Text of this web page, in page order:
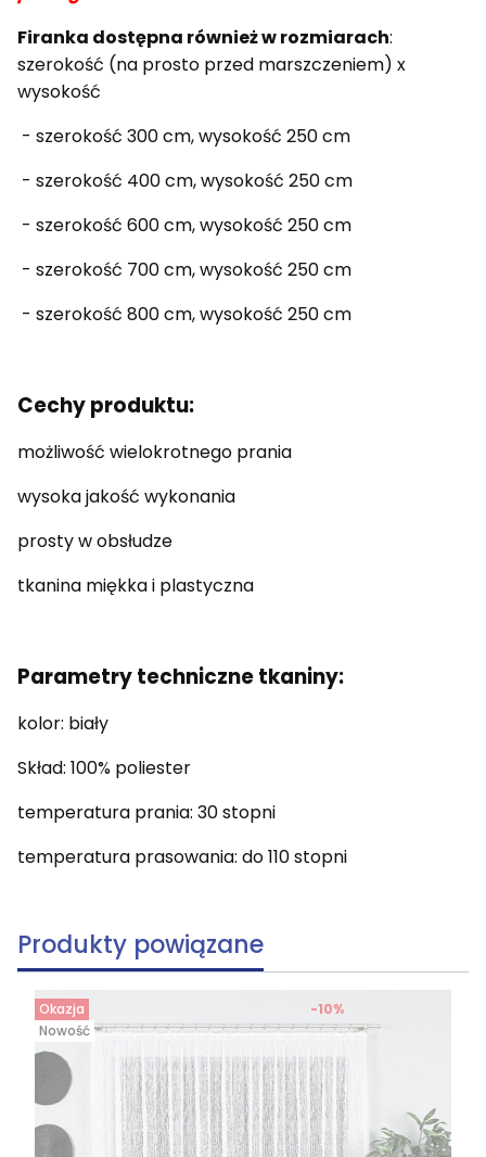
Firanka dostępna również w rozmiarach:
szerokość (na prosto przed marszczeniem) x
wysokość
- szerokość 300 cm, wysokość 250 cm
- szerokość 400 cm, wysokość 250 cm
- szerokość 600 cm, wysokość 250 cm
- szerokość 700 cm, wysokość 250 cm
- szerokość 800 cm, wysokość 250 cm
Cechy produktu:
możliwość wielokrotnego prania
wysoka jakość wykonania
prosty w obsłudze
tkanina miękka i plastyczna
Parametry techniczne tkaniny:
kolor: biały
Skład: 100% poliester
temperatura prania: 30 stopni
temperatura prasowania: do 110 stopni
Produkty powiązane
Okazja
Nowość
-10%